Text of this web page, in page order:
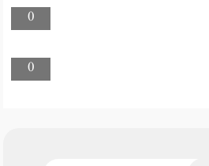
0
0